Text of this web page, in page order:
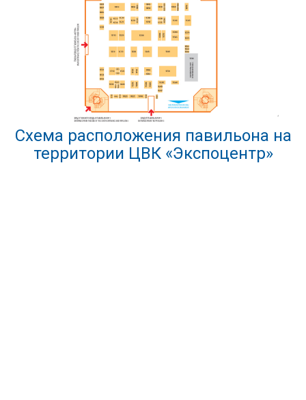
Схема расположения павильона на
территории ЦВК «Экспоцентр»